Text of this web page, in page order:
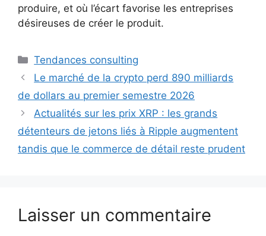
produire, et où l’écart favorise les entreprises
désireuses de créer le produit.
Catégories
Tendances consulting
Le marché de la crypto perd 890 milliards
de dollars au premier semestre 2026
Actualités sur les prix XRP : les grands
détenteurs de jetons liés à Ripple augmentent
tandis que le commerce de détail reste prudent
Laisser un commentaire